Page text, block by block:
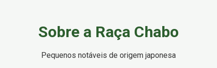
Sobre a Raça Chabo
Pequenos notáveis de origem japonesa